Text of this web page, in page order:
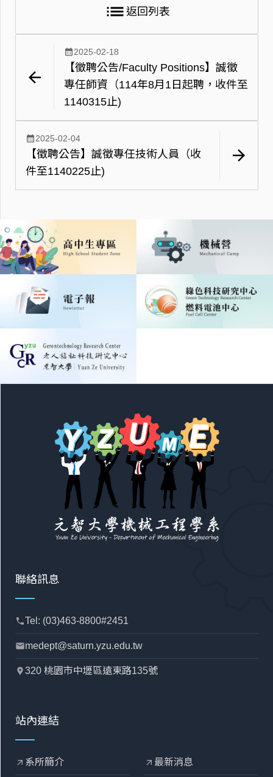
arrow_back
calendar_month2025-02-18
【徵聘公告/Faculty Positions】誠徵
專任師資（114年8月1日起聘，收件至
1140315止)
list 返回列表
arrow_forward
calendar_month2025-02-04
【徵聘公告】誠徵專任技術人員（收
件至1140225止)
聯絡訊息
phoneTel: (03)463-8800#2451
mailmedept@saturn.yzu.edu.tw
location_pin320 桃園市中壢區遠東路135號
站內連結
arrow_outward 系所簡介 arrow_outward 最新消息